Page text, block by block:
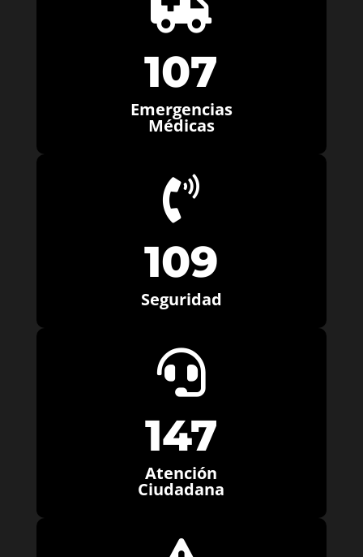
107
Emergencias
Médicas

109
Seguridad

147
Atención
Ciudadana